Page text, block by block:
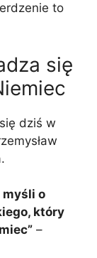
to
się
dziś w
myśli o
który
–